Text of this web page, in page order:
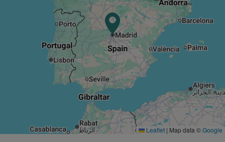
Leaflet | Map data ©Google